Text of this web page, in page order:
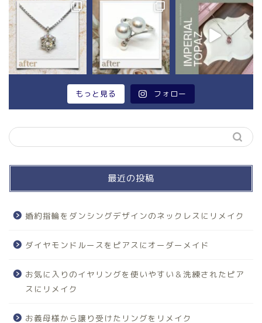
もっと見る フォロー
最近の投稿
婚約指輪をダンシングデザインのネックレスにリメイク
ダイヤモンドルースをピアスにオーダーメイド
お気に入りのイヤリングを使いやすい＆洗練されたピア
スにリメイク
お義母様から譲り受けたリングをリメイク